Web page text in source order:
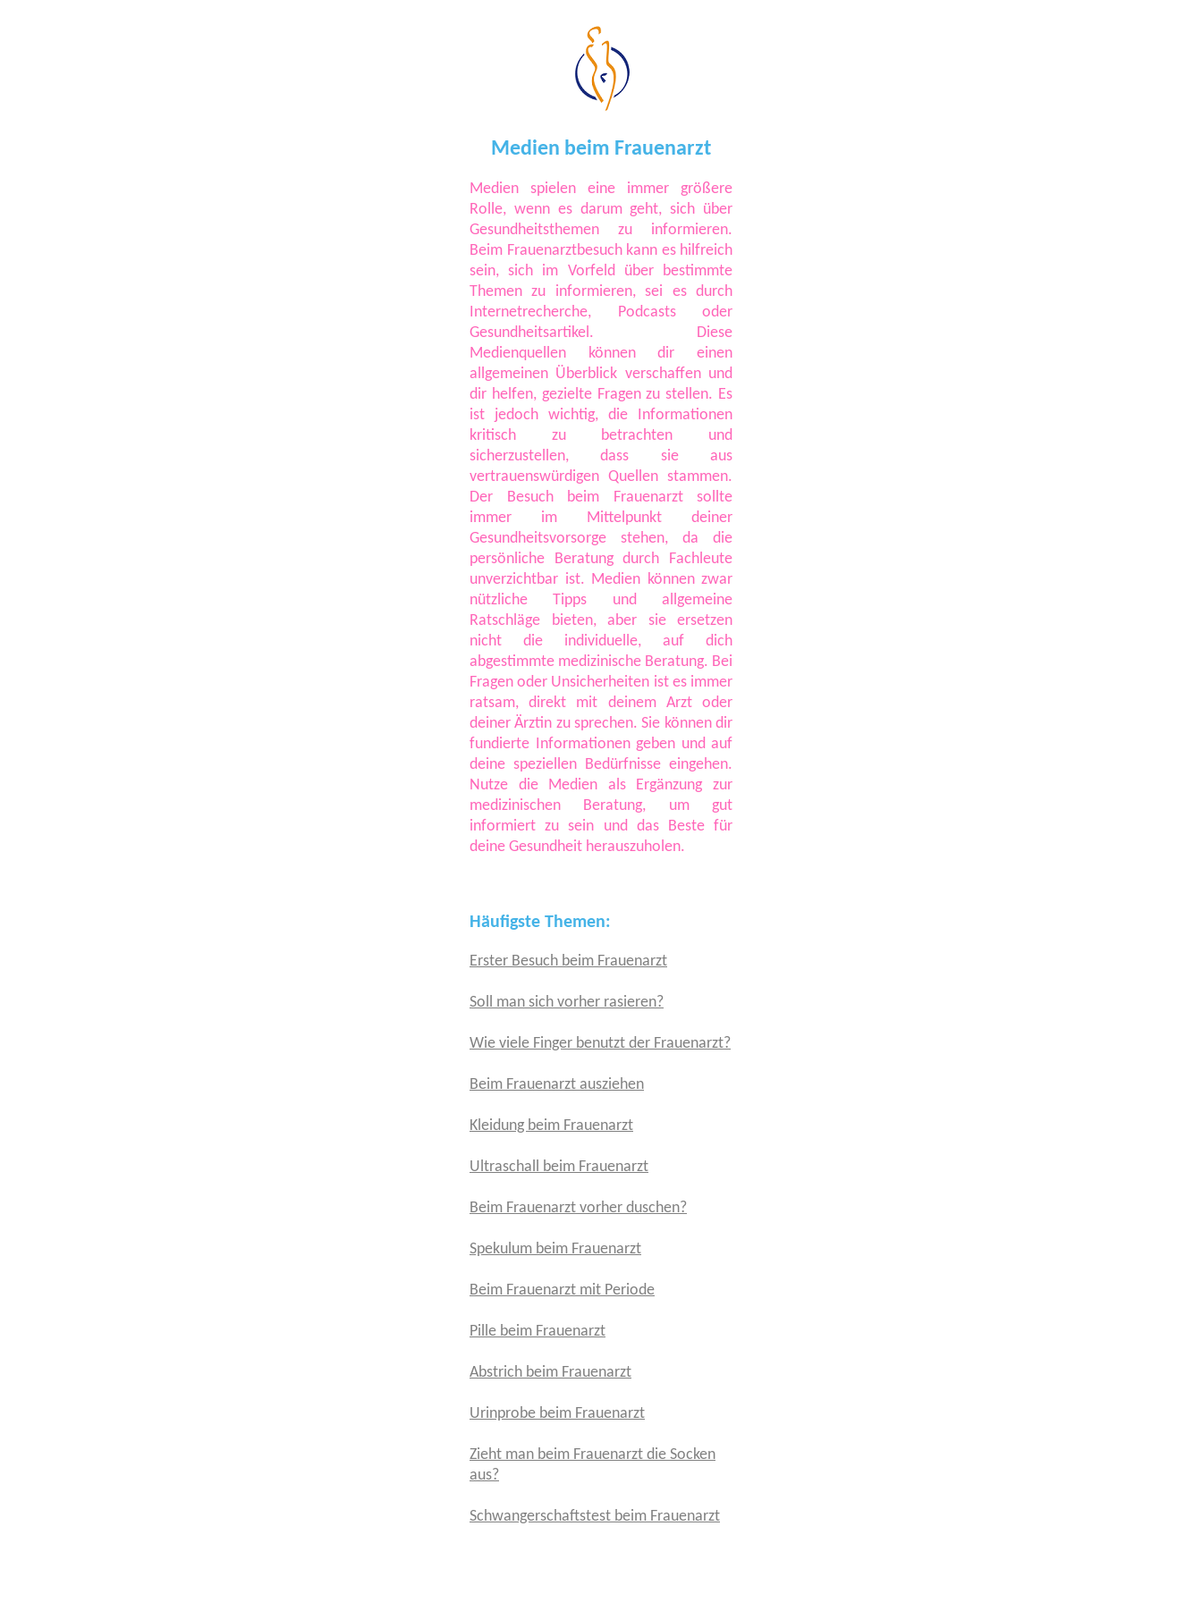
Medien beim Frauenarzt
Medien spielen eine immer größere
Rolle, wenn es darum geht, sich über
Gesundheitsthemen zu informieren.
Beim Frauenarztbesuch kann es hilfreich
sein, sich im Vorfeld über bestimmte
Themen zu informieren, sei es durch
Internetrecherche, Podcasts oder
Gesundheitsartikel. Diese
Medienquellen können dir einen
allgemeinen Überblick verschaffen und
dir helfen, gezielte Fragen zu stellen. Es
ist jedoch wichtig, die Informationen
kritisch zu betrachten und
sicherzustellen, dass sie aus
vertrauenswürdigen Quellen stammen.
Der Besuch beim Frauenarzt sollte
immer im Mittelpunkt deiner
Gesundheitsvorsorge stehen, da die
persönliche Beratung durch Fachleute
unverzichtbar ist. Medien können zwar
nützliche Tipps und allgemeine
Ratschläge bieten, aber sie ersetzen
nicht die individuelle, auf dich
abgestimmte medizinische Beratung. Bei
Fragen oder Unsicherheiten ist es immer
ratsam, direkt mit deinem Arzt oder
deiner Ärztin zu sprechen. Sie können dir
fundierte Informationen geben und auf
deine speziellen Bedürfnisse eingehen.
Nutze die Medien als Ergänzung zur
medizinischen Beratung, um gut
informiert zu sein und das Beste für
deine Gesundheit herauszuholen.
Häufigste Themen:
Erster Besuch beim Frauenarzt
Soll man sich vorher rasieren?
Wie viele Finger benutzt der Frauenarzt?
Beim Frauenarzt ausziehen
Kleidung beim Frauenarzt
Ultraschall beim Frauenarzt
Beim Frauenarzt vorher duschen?
Spekulum beim Frauenarzt
Beim Frauenarzt mit Periode
Pille beim Frauenarzt
Abstrich beim Frauenarzt
Urinprobe beim Frauenarzt
Zieht man beim Frauenarzt die Socken
aus?
Schwangerschaftstest beim Frauenarzt